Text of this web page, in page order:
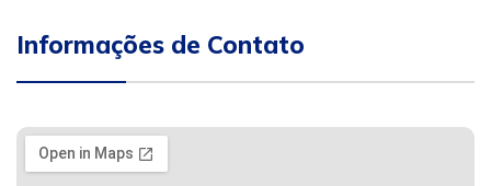
Informações de Contato